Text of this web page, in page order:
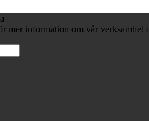
mer information om vår verksamhet